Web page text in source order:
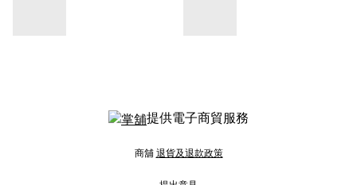
提供電子商貿服務
商舖 退貨及退款政策